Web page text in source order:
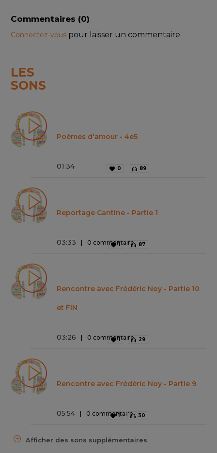
Commentaires (0)
Connectez-vous pour laisser un commentaire
LES
SONS
Poèmes d'amour - 4e5
01:34 0 89
Reportage Cantine - Partie 1
03:33 0 commentaire
1 87
Rencontre avec Frédéric Noy - Partie 10
et FIN
03:26 0 commentaire
1 29
Rencontre avec Frédéric Noy - Partie 9
05:54 0 commentaire
1 30
Afficher des sons supplémentaires